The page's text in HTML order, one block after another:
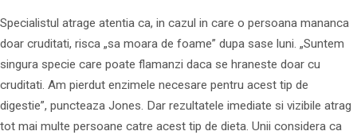
Specialistul atrage atentia ca, in cazul in care o persoana mananca
doar cruditati, risca „sa moara de foame” dupa sase luni. „Suntem
singura specie care poate flamanzi daca se hraneste doar cu
cruditati. Am pierdut enzimele necesare pentru acest tip de
digestie”, puncteaza Jones. Dar rezultatele imediate si vizibile atrag
tot mai multe persoane catre acest tip de dieta. Unii considera ca